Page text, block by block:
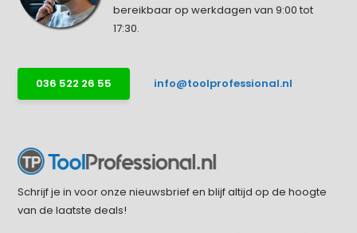
bereikbaar op werkdagen van 9:00 tot
17:30.
036 522 26 55 info@toolprofessional.nl
Schrijf je in voor onze nieuwsbrief en blijf altijd op de hoogte
van de laatste deals!